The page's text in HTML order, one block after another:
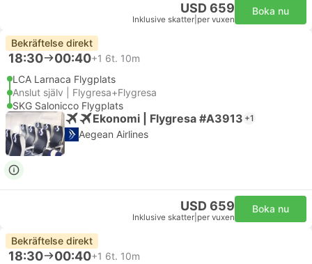
USD 659
Inklusive skatter per vuxen
Boka nu
Bekräftelse direkt
18:30 00:40+1 6t. 10m
LCA Larnaca Flygplats
Anslut själv | Flygresa+Flygresa
SKG Salonicco Flygplats
Ekonomi | Flygresa #A3913 +1
Aegean Airlines
USD 659
Inklusive skatter per vuxen
Boka nu
Bekräftelse direkt
18:30 00:40+1 6t. 10m